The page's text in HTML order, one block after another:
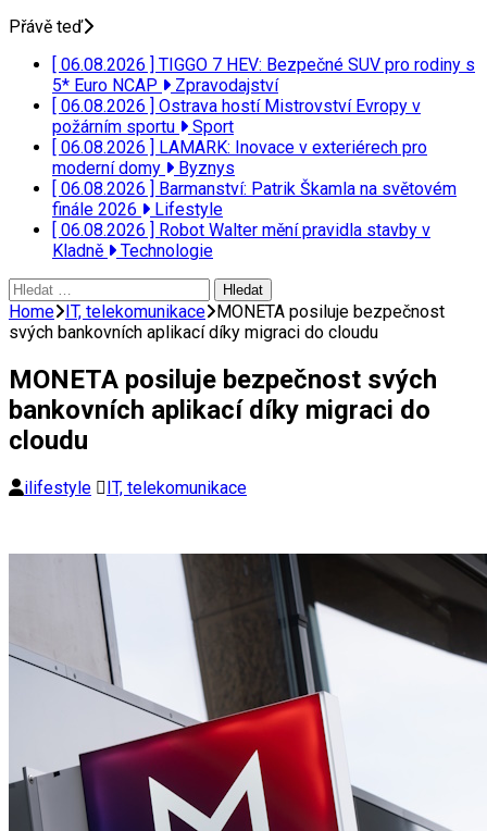
Přávě teď
[ 06.08.2026 ] TIGGO 7 HEV: Bezpečné SUV pro rodiny s
5* Euro NCAP
Zpravodajství
[ 06.08.2026 ] Ostrava hostí Mistrovství Evropy v
požárním sportu
Sport
[ 06.08.2026 ] LAMARK: Inovace v exteriérech pro
moderní domy
Byznys
[ 06.08.2026 ] Barmanství: Patrik Škamla na světovém
finále 2026
Lifestyle
[ 06.08.2026 ] Robot Walter mění pravidla stavby v
Kladně
Technologie
Vyhledávání
Home IT, telekomunikace MONETA posiluje bezpečnost
svých bankovních aplikací díky migraci do cloudu
MONETA posiluje bezpečnost svých
bankovních aplikací díky migraci do
cloudu
ilifestyle IT, telekomunikace